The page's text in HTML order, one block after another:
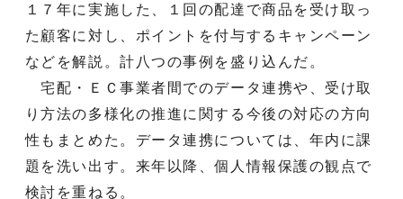
１７年に実施した、１回の配達で商品を受け取っ
た顧客に対し、ポイントを付与するキャンペーン
などを解説。計八つの事例を盛り込んだ。
宅配・ＥＣ事業者間でのデータ連携や、受け取
り方法の多様化の推進に関する今後の対応の方向
性もまとめた。データ連携については、年内に課
題を洗い出す。来年以降、個人情報保護の観点で
検討を重ねる。